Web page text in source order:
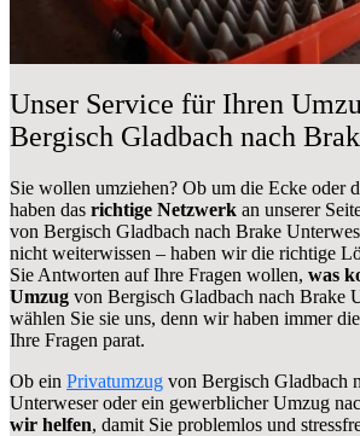
Unser Service für Ihren
Bergisch Gladbach nach
Sie wollen umziehen? Ob um die Ecke oder
haben das richtige Netzwerk an unserer
von Bergisch Gladbach nach Brake
nicht weiterwissen – haben wir die richtige
Sie Antworten auf Ihre Fragen wollen, was
Umzug von Bergisch Gladbach nach Brake
wählen Sie sie uns, denn wir haben immer
Ihre Fragen parat.
Ob ein Privatumzug von Bergisch Gladbach
Unterweser oder ein gewerblicher Umzug
wir helfen, damit Sie problemlos und